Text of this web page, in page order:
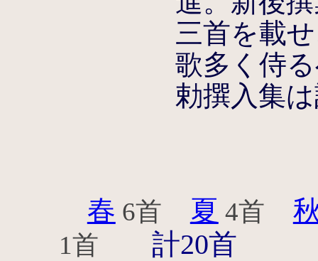
三首を載
歌多く侍
勅撰入集
春 6首 夏 4首
1首 計20首